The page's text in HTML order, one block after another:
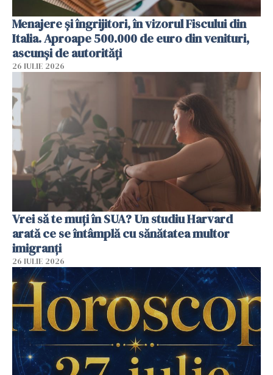
Menajere și îngrijitori, în vizorul Fiscului din
Italia. Aproape 500.000 de euro din venituri,
ascunși de autorități
26 IULIE 2026
Vrei să te muți în SUA? Un studiu Harvard
arată ce se întâmplă cu sănătatea multor
imigranți
26 IULIE 2026